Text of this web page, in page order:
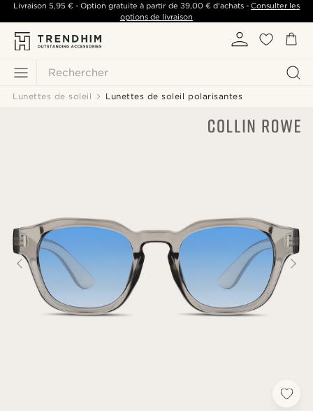
Rechercher
Livraison 5,95 €- Option gratuite à partir de 39,00 €d'achats -Consulter les
options de livraison
Lunettes de soleil Lunettes de soleil polarisantes